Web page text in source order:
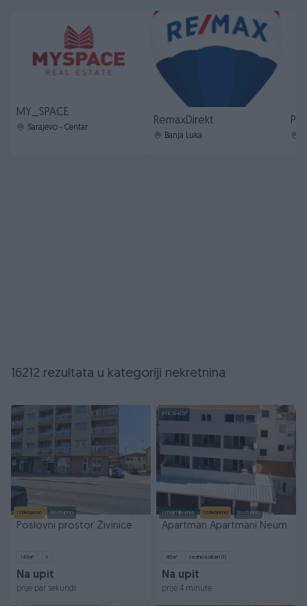
MY_SPACE
Sarajevo - Centar
RemaxDirekt
Banja Luka
16212 rezultata u kategoriji nekretnina
Izdvojeno Dostupno
Poslovni prostor Živinice
143㎡ 1
Na upit
prije par sekundi
PIK SHOP
Iznajmljivanje Izdvojeno Dostupno
Apartman Apartmani Neum
45㎡ Jednosoban (1)
Na upit
prije 4 minute